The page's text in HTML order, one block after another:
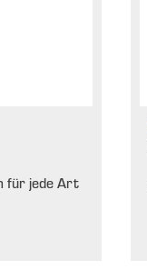
für jede Art